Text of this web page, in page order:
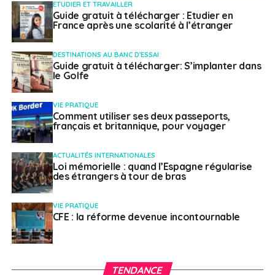
délivrance d’un CNF peut entraîner des conséquences
extraordinaires pour certains de nos compatriotes,
telles que la radiation du registre des Français de
l’étranger et de la liste électorale consulaire, le refus de
délivrance des actes d’état civil (naissance, mariage,
etc.), voire le non-renouvellement ou le retrait des titres
l’intéressé apatride. Elle désirerait donc connaître le
fondement textuel de telles décisions. »
Réponsedu ministère de la justice :
Dans sa réponse, Didier Migaud explique que « la
procédure de délivrance de ce document a été clarifiée
et améliorée » et que les demandeurs doivent
désormais utiliser un formulaire Cerfa et fournir des
pièces justificatives conformes aux exigences légales.
Le tribunal judiciaire de Paris, compétent pour les
ETUDIER ET TRAVAILLER
Guide gratuit à télécharger : Etudier en
France après une scolarité à l’étranger
DESTINATIONS AU BANC D'ESSAI
Guide gratuit à télécharger: S’implanter dans
le Golfe
VIE PRATIQUE
Comment utiliser ses deux passeports,
français et britannique, pour voyager
ACTUALITÉS INTERNATIONALES
Loi mémorielle : quand l’Espagne régularise
des étrangers à tour de bras
VIE PRATIQUE
CFE : la réforme devenue incontournable
TENDANCE